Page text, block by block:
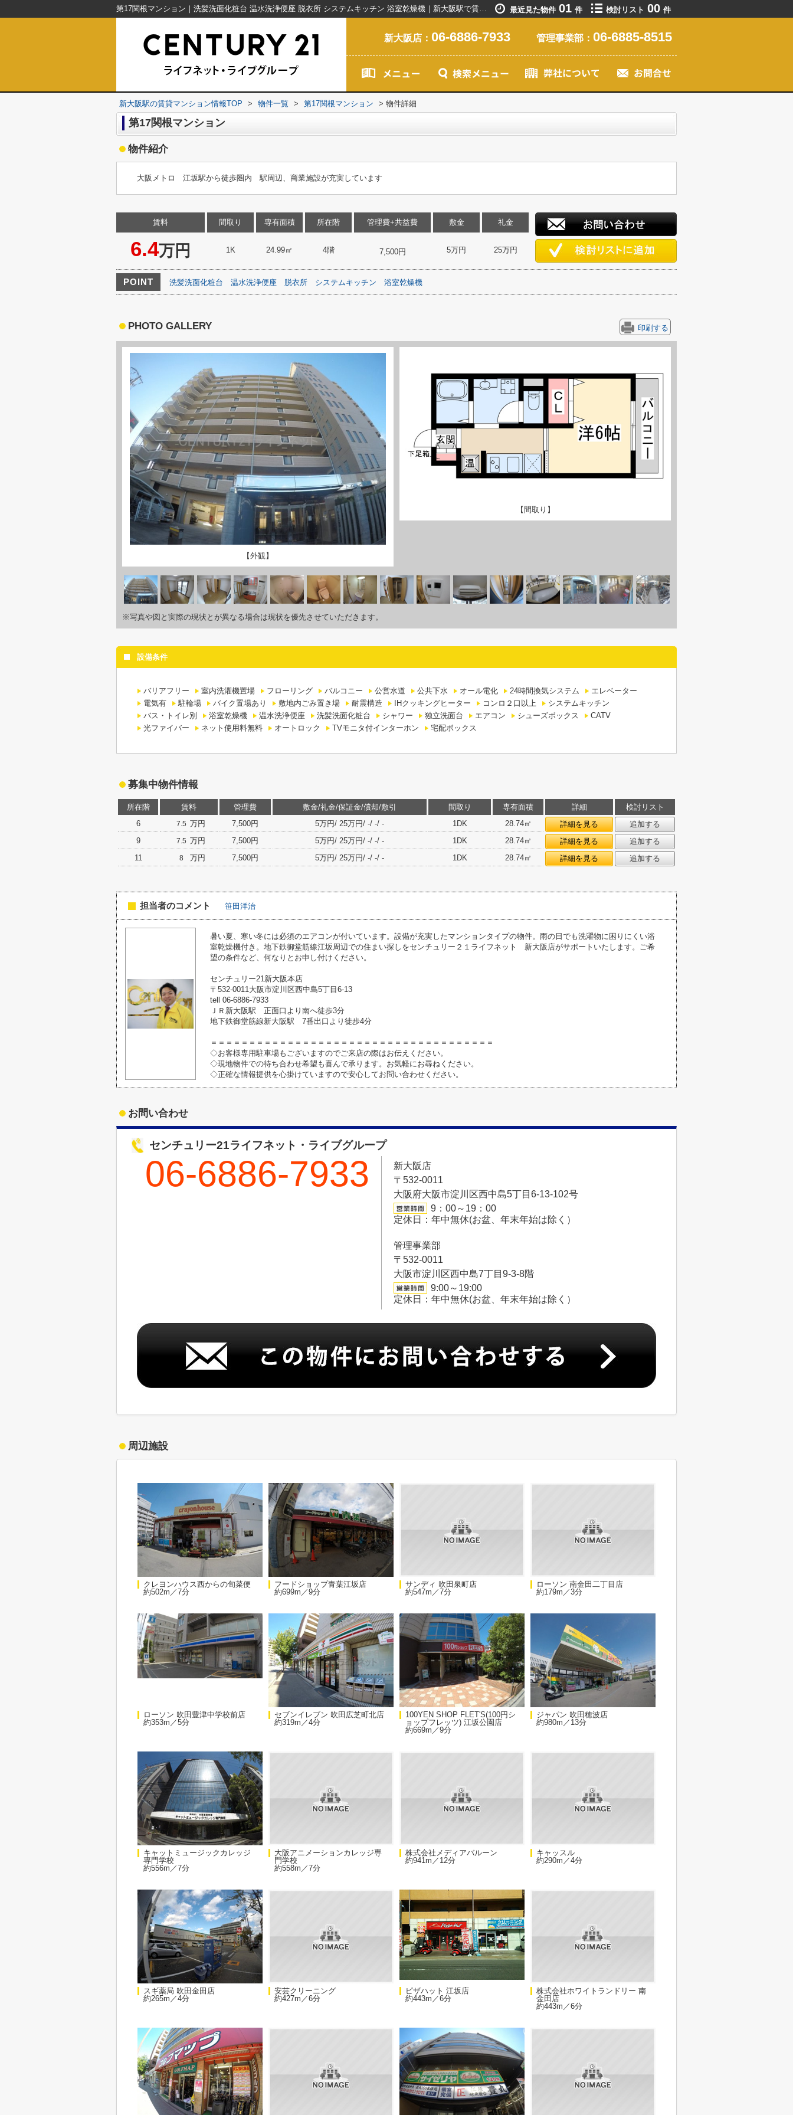
第17関根マンション｜洗髪洗面化粧台 温水洗浄便座 脱衣所 システムキッチン 浴室乾燥機｜新大阪駅で賃貸マンションを探すなら創業20年以上のセンチュリー21ライフネット・ライブグループ 最近見た物件 01 件 検討リスト 00 件
新大阪店： 06-6886-7933 管理事業部： 06-6885-8515
新大阪駅の賃貸マンション情報TOP > 物件一覧 > 第17関根マンション > 物件詳細
第17関根マンション
物件紹介
大阪メトロ 江坂駅から徒歩圏内 駅周辺、商業施設が充実しています
賃料
6.4万円
間取り
1K
専有面積
24.99㎡
所在階
4階
管理費+共益費
7,500円
敷金
5万円
礼金
25万円
POINT 洗髪洗面化粧台 温水洗浄便座 脱衣所 システムキッチン 浴室乾燥機
PHOTO GALLERY 印刷する
【外観】
【間取り】
※写真や図と実際の現状とが異なる場合は現状を優先させていただきます。
設備条件
バリアフリー 室内洗濯機置場 フローリング バルコニー 公営水道 公共下水 オール電化 24時間換気システム
エレベーター
電気有
駐輪場 バイク置場あり 敷地内ごみ置き場 耐震構造 IHクッキングヒーター コンロ２口以上
システムキッチン
バス・トイレ別
浴室乾燥機 温水洗浄便座 洗髪洗面化粧台 シャワー 独立洗面台 エアコン シューズボックス
CATV
光ファイバー
ネット使用料無料 オートロック TVモニタ付インターホン 宅配ボックス
募集中物件情報
所在階 賃料 管理費 敷金/礼金/保証金/償却/敷引 間取り 専有面積 詳細
検討リスト
6
7.5 万円 7,500円 5万円/ 25万円/ -/ -/ - 1DK 28.74㎡ 詳細を見る
追加する
9
7.5 万円 7,500円 5万円/ 25万円/ -/ -/ - 1DK 28.74㎡ 詳細を見る
追加する
11
8 万円 7,500円 5万円/ 25万円/ -/ -/ - 1DK 28.74㎡ 詳細を見る 追加する
担当者のコメント 笹田洋治
暑い夏、寒い冬には必須のエアコンが付いています。設備が充実したマンションタイプの物件。雨の日でも洗濯物に困りにくい浴
室乾燥機付き。地下鉄御堂筋線江坂周辺での住まい探しをセンチュリー２１ライフネット 新大阪店がサポートいたします。ご希
望の条件など、何なりとお申し付けください。
センチュリー21新大阪本店
〒532-0011大阪市淀川区西中島5丁目6-13
tell 06-6886-7933
ＪＲ新大阪駅 正面口より南へ徒歩3分
地下鉄御堂筋線新大阪駅 7番出口より徒歩4分
＝＝＝＝＝＝＝＝＝＝＝＝＝＝＝＝＝＝＝＝＝＝＝＝＝＝＝＝＝＝＝＝＝＝＝＝＝
◇お客様専用駐車場もございますのでご来店の際はお伝えください。
◇現地物件での待ち合わせ希望も喜んで承ります。お気軽にお尋ねください。
◇正確な情報提供を心掛けていますので安心してお問い合わせください。
お問い合わせ
センチュリー21ライフネット・ライブグループ
06-6886-7933
新大阪店
〒532-0011
大阪府大阪市淀川区西中島5丁目6-13-102号
9：00～19：00
定休日：年中無休(お盆、年末年始は除く）
管理事業部
〒532-0011
大阪市淀川区西中島7丁目9-3-8階
9:00～19:00
定休日：年中無休(お盆、年末年始は除く）
周辺施設
クレヨンハウス西からの旬菜便
約502m／7分
フードショップ青葉江坂店
約699m／9分
サンディ 吹田泉町店
約547m／7分
ローソン 南金田二丁目店
約179m／3分
ローソン 吹田豊津中学校前店
約353m／5分
セブンイレブン 吹田広芝町北店
約319m／4分
100YEN SHOP FLET'S(100円シ
ョップフレッツ) 江坂公園店
約669m／9分
ジャパン 吹田穂波店
約980m／13分
キャットミュージックカレッジ
専門学校
約556m／7分
大阪アニメーションカレッジ専
門学校
約558m／7分
株式会社メディアバルーン
約941m／12分
キャッスル
約290m／4分
スギ薬局 吹田金田店
約265m／4分
安芸クリーニング
約427m／6分
ピザハット 江坂店
約443m／6分
株式会社ホワイトランドリー 南
金田店
約443m／6分